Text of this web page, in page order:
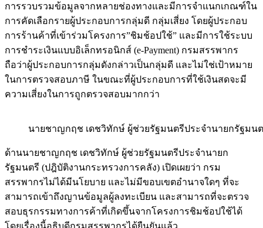
การรวบรวมข้อมูลจากหลายช่องทางและมีการจำแนกเกณฑ์ใน
การคัดเลือกรายผู้ประกอบการกลุ่มดี กลุ่มเสี่ยง โดยผู้ประกอบ
การร้านค้าที่เข้าร่วมโครงการ”ชิมช้อปใช้” และมีการใช้ระบบ
การชำระเงินแบบอิเล็กทรอนิกส์ (e-Payment) กรมสรรพากร
ถือว่าผู้ประกอบการกลุ่มดังกล่าวเป็นกลุ่มดี และไม่ใช่เป้าหมาย
ในการตรวจสอบภาษี ในขณะที่ผู้ประกอบการที่ใช้เงินสดจะมี
ความเสี่ยงในการถูกตรวจสอบมากกว่า
นายชาญกฤช เดชวิทักษ์ ผู้ช่วยรัฐมนตรีประจำนายกรัฐมน
ด้านนายชาญกฤช เดชวิทักษ์ ผู้ช่วยรัฐมนตรีประจำนายก
รัฐมนตรี (ปฎิบัติงานกระทรวงการคลัง) เปิดเผยว่า กรม
สรรพากรไม่ได้มีนโยบาย และไม่มีขอบเขตอำนาจใดๆ ที่จะ
สามารถเข้าถึงญานข้อมูลผู้ลงทะเบียน และสามารถที่จะตรวจ
สอบธุรกรรมทางการค้าที่เกิดขึ้นจากโครงการชิมช้อปใช้ได้
โดยเรื่องนี้อธิบดีกรมสรรพากรได้ยืนยันแล้ว